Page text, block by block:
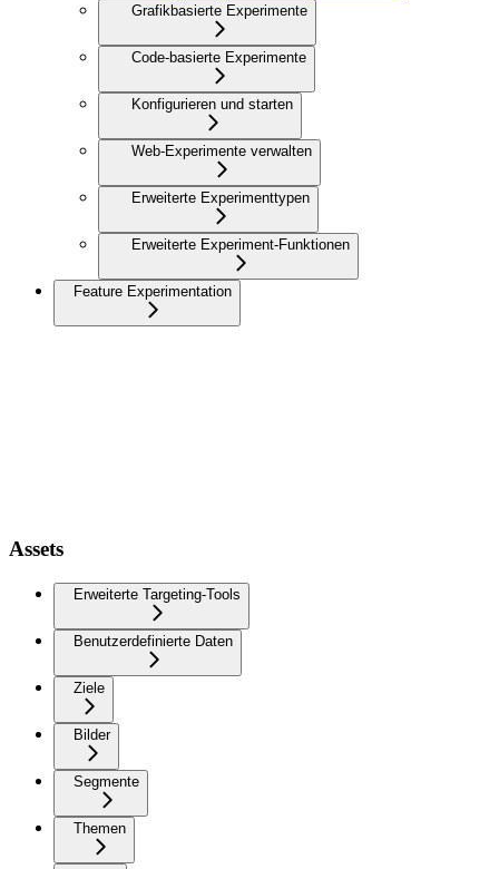
Grafikbasierte Experimente
Code-basierte Experimente
Konfigurieren und starten
Web-Experimente verwalten
Erweiterte Experimenttypen
Erweiterte Experiment-Funktionen
Feature Experimentation
Assets
Erweiterte Targeting-Tools
Benutzerdefinierte Daten
Ziele
Bilder
Segmente
Themen